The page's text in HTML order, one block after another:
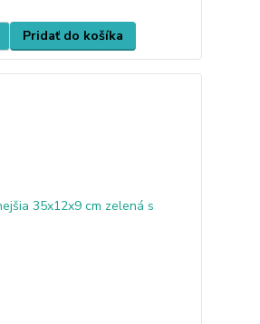
Pridať do košíka